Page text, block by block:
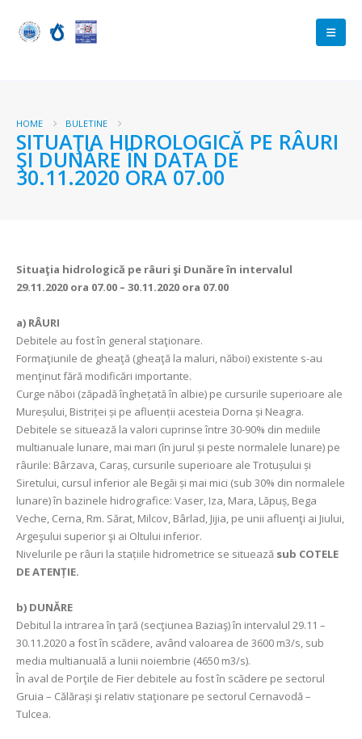
HOME BULETINE
SITUAŢIA HIDROLOGICĂ PE RÂURI
ŞI DUNĂRE ÎN DATA DE
30.11.2020 ORA 07.00
Situaţia hidrologică pe râuri şi Dunăre în intervalul
29.11.2020 ora 07.00 – 30.11.2020 ora 07.00
a) RÂURI
Debitele au fost în general staţionare.
Formaţiunile de gheaţă (gheaţă la maluri, năboi) existente s-au
menţinut fără modificări importante.
Curge năboi (zăpadă înghețată în albie) pe cursurile superioare ale
Mureșului, Bistriței și pe afluenții acesteia Dorna și Neagra.
Debitele se situează la valori cuprinse între 30-90% din mediile
multianuale lunare, mai mari (în jurul și peste normalele lunare) pe
râurile: Bârzava, Caraș, cursurile superioare ale Trotușului și
Siretului, cursul inferior ale Begăi și mai mici (sub 30% din normalele
lunare) în bazinele hidrografice: Vaser, Iza, Mara, Lăpuș, Bega
Veche, Cerna, Rm. Sărat, Milcov, Bârlad, Jijia, pe unii afluenţi ai Jiului,
Argeşului superior şi ai Oltului inferior.
Nivelurile pe râuri la stațiile hidrometrice se situează sub COTELE
DE ATENȚIE.
b) DUNĂRE
Debitul la intrarea în ţară (secţiunea Baziaş) în intervalul 29.11 –
30.11.2020 a fost în scădere, având valoarea de 3600 m3/s, sub
media multianuală a lunii noiembrie (4650 m3/s).
În aval de Porţile de Fier debitele au fost în scădere pe sectorul
Gruia – Călărași şi relativ staţionare pe sectorul Cernavodă –
Tulcea.